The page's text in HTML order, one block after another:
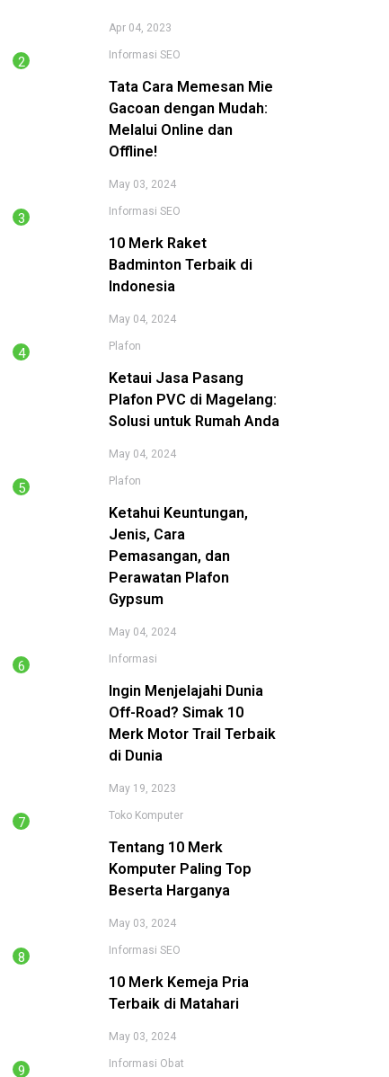
Apr 04, 2023
Informasi SEO
Tata Cara Memesan Mie
Gacoan dengan Mudah:
Melalui Online dan
Offline!
May 03, 2024
Informasi SEO
10 Merk Raket
Badminton Terbaik di
Indonesia
May 04, 2024
Plafon
Ketaui Jasa Pasang
Plafon PVC di Magelang:
Solusi untuk Rumah Anda
May 04, 2024
Plafon
Ketahui Keuntungan,
Jenis, Cara
Pemasangan, dan
Perawatan Plafon
Gypsum
May 04, 2024
Informasi
Ingin Menjelajahi Dunia
Off-Road? Simak 10
Merk Motor Trail Terbaik
di Dunia
May 19, 2023
Toko Komputer
Tentang 10 Merk
Komputer Paling Top
Beserta Harganya
May 03, 2024
Informasi SEO
10 Merk Kemeja Pria
Terbaik di Matahari
May 03, 2024
Informasi Obat